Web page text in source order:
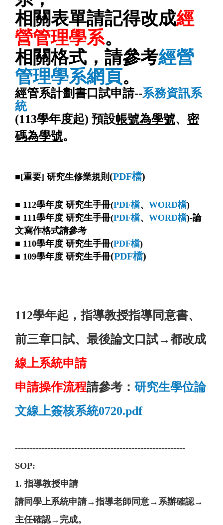
相關表單請記得改成經
營管理學系。
相關格式，請參考經營
管理學系網頁。
經管系計劃書口試申請--系務資訊系
統
(113學年度起) 預設帳號為學號、密
碼為學號。
■[重要] 研究生修業規則 (PDF檔)
■ 112學年度 研究生手冊(PDF檔、 WORD檔)
■ 111學年度 研究生手冊(PDF檔、 WORD檔)-論
文寫作格式請參考
■ 110學年度 研究生手冊(PDF檔)
■ 109學年度 研究生手冊(PDF檔)
112學年起，指導教授指導同意書、
前三章口試、最後論文口試→都改成
線上系統申請
申請操作流程請參考： 研究生學位論
文線上簽核系統0720.pdf
---------------------------------------------------------
SOP:
1. 指導教授申請
請同學上系統申請→指導老師同意→系辦確認→
主任確認→完成。